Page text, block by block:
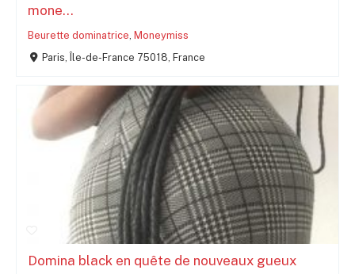
mone...
Beurette dominatrice, Moneymiss
Paris, Île-de-France 75018, France
Domina black en quête de nouveaux gueux